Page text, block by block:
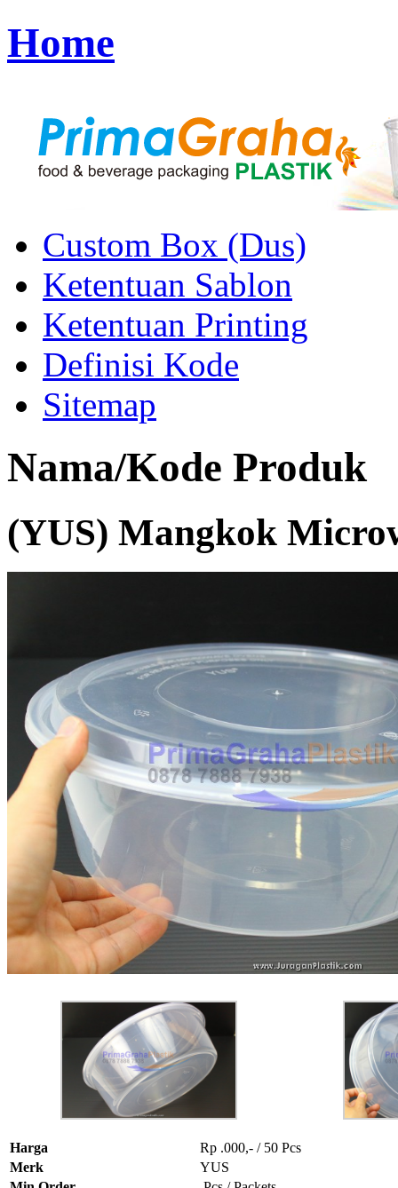
Home
Custom Box (Dus)
Ketentuan Sablon
Ketentuan Printing
Definisi Kode
Sitemap
Nama/Kode Produk
(YUS) Mangkok
Harga
Rp .000,- / 50 Pcs
Merk
YUS